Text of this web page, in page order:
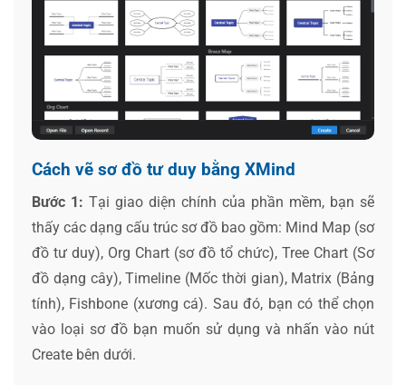
Cách vẽ sơ đồ tư duy bằng XMind
Bước 1: Tại giao diện chính của phần mềm, bạn sẽ
thấy các dạng cấu trúc sơ đồ bao gồm: Mind Map (sơ
đồ tư duy), Org Chart (sơ đồ tổ chức), Tree Chart (Sơ
đồ dạng cây), Timeline (Mốc thời gian), Matrix (Bảng
tính), Fishbone (xương cá). Sau đó, bạn có thể chọn
vào loại sơ đồ bạn muốn sử dụng và nhấn vào nút
Create bên dưới.